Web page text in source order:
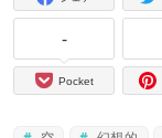
-
Pocket